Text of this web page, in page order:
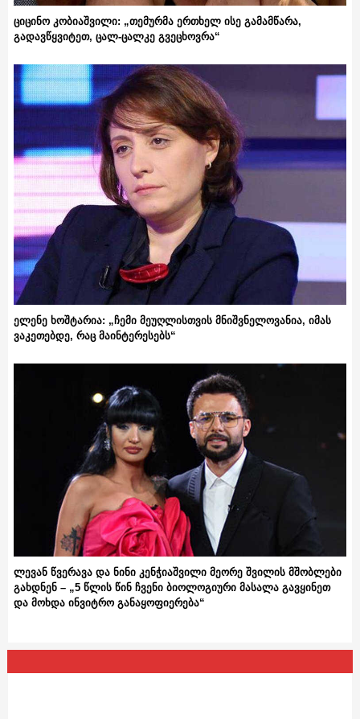
ციცინო კობიაშვილი: „თემურმა ერთხელ ისე გამამწარა,
გადავწყვიტეთ, ცალ-ცალკე გვეცხოვრა“
ელენე ხოშტარია: „ჩემი მეუღლისთვის მნიშვნელოვანია, იმას
ვაკეთებდე, რაც მაინტერესებს“
ლევან წვერავა და ნინი კენჭიაშვილი მეორე შვილის მშობლები
გახდნენ – „5 წლის წინ ჩვენი ბიოლოგიური მასალა გავყინეთ
და მოხდა ინვიტრო განაყოფიერება“